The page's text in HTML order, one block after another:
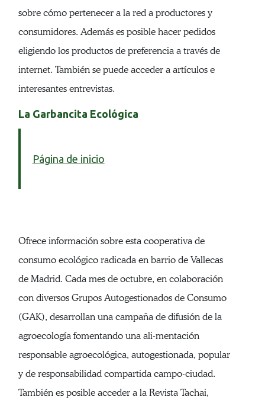
sobre cómo pertenecer a la red a productores y
consumidores. Además es posible hacer pedidos
eligiendo los productos de preferencia a través de
internet. También se puede acceder a artículos e
interesantes entrevistas.
La Garbancita Ecológica
Página de inicio
Ofrece información sobre esta cooperativa de
consumo ecológico radicada en barrio de Vallecas
de Madrid. Cada mes de octubre, en colaboración
con diversos Grupos Autogestionados de Consumo
(GAK), desarrollan una campaña de difusión de la
agroecología fomentando una ali-mentación
responsable agroecológica, autogestionada, popular
y de responsabilidad compartida campo-ciudad.
También es posible acceder a la Revista Tachai,